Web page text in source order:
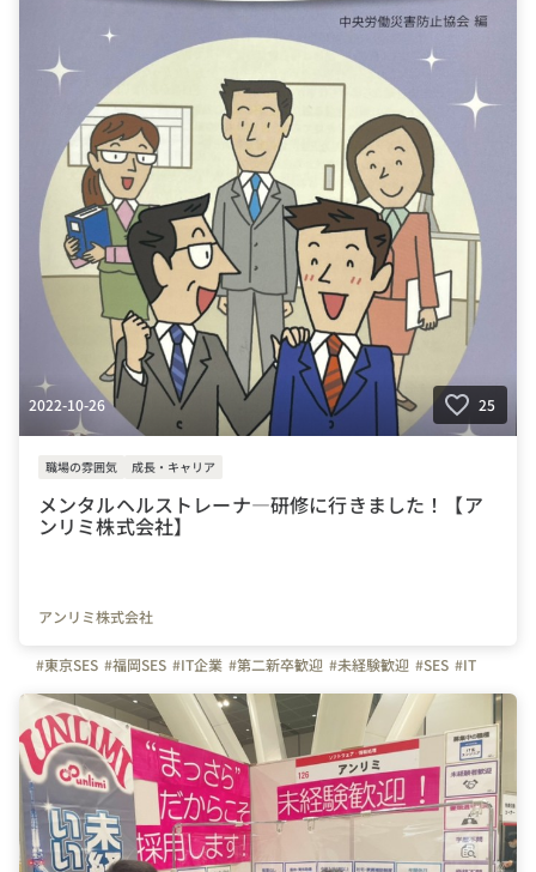
2022-10-26 25
職場の雰囲気 成長・キャリア
メンタルヘルストレーナ―研修に行きました！【ア
ンリミ株式会社】
アンリミ株式会社
#東京SES #福岡SES #IT企業 #第二新卒歓迎 #未経験歓迎 #SES #IT